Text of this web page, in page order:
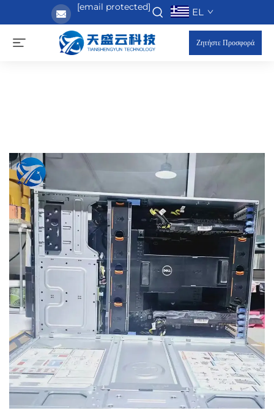
[email protected] EL
Ζητήστε Προσφορά